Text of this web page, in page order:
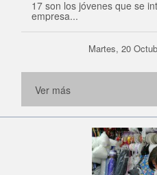
17 son los jóvenes que se
empresa...
Martes, 20
Ver más